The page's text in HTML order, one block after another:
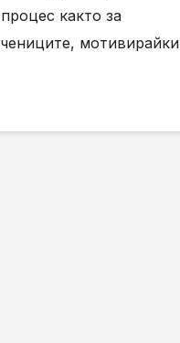
за
както за
мотивирайки